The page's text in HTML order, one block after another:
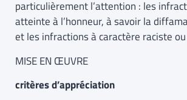
particulièrement l’attention : les
atteinte à l’honneur, à savoir la
et les infractions à caractère raciste
MISE EN ŒUVRE
critères d’appréciation